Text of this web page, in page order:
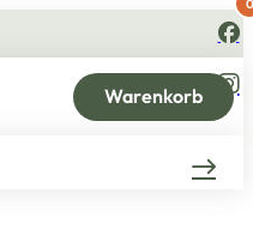
Warenkorb
0